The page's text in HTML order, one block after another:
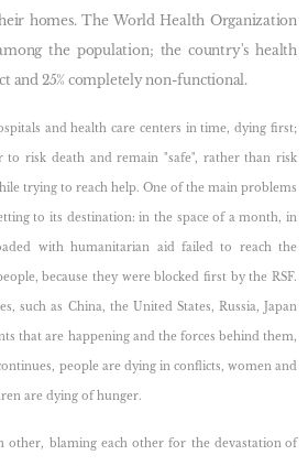
homes. The World Health Organization
the population; the country's health
and 25% completely non-functional.
and health care centers in time,dying first;
risk death and remain "safe", rather than risk
trying to reach help. One of the main problems
to its destination: in the space of a month, in
with humanitarian aid failed to reach the
because they were blocked first by the RSF.
such as China, the United States, Russia, Japan
that are happening and the forces behind them,
people are dying in conflicts, women and
are dying of hunger.
other, blaming each other for the devastation of